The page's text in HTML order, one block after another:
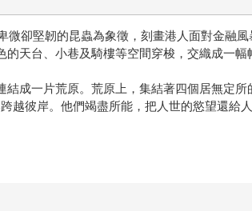
卻堅韌的昆蟲為象徵，刻畫港人面對金融
天台、小巷及騎樓等空間穿梭，交織成一幅
結成一片荒原。荒原上，集結著四個居無定
彼岸。他們竭盡所能，把人世的慾望還給